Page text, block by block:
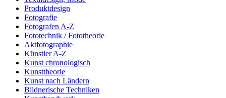
Produktdesign
Fotografie
Fotografen A-Z
Fototechnik / Fototheorie
Aktfotographie
Künstler A-Z
Kunst chronologisch
Kunsttheorie
Kunst nach Ländern
Bildnerische Techniken